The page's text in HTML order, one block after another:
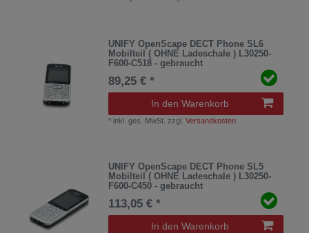
UNIFY OpenScape DECT Phone SL6
Mobilteil ( OHNE Ladeschale ) L30250-
F600-C518 - gebraucht
89,25 € *
In den Warenkorb
* inkl. ges. MwSt. zzgl.Versandkosten
UNIFY OpenScape DECT Phone SL5
Mobilteil ( OHNE Ladeschale ) L30250-
F600-C450 - gebraucht
113,05 € *
In den Warenkorb